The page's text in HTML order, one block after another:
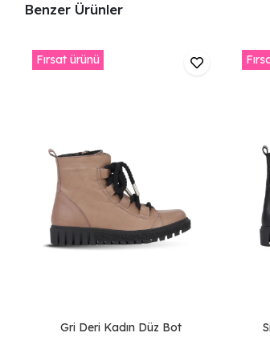
Benzer Ürünler
Fırsat ürünü
Gri Deri Kadın Düz Bot